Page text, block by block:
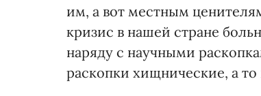
им, а вот местным
кризис в нашей стране
наряду с научными
раскопки хищнические, а